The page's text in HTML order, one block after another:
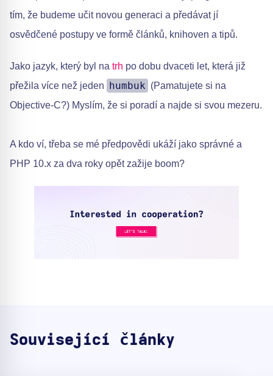
tím, že budeme učit novou generaci a předávat jí
osvědčené postupy ve formě článků, knihoven a tipů.
Jako jazyk, který byl na trh po dobu dvaceti let, která již
přežila více než jeden humbuk (Pamatujete si na
Objective-C?) Myslím, že si poradí a najde si svou mezeru.
A kdo ví, třeba se mé předpovědi ukáží jako správné a
PHP 10.x za dva roky opět zažije boom?
Související články